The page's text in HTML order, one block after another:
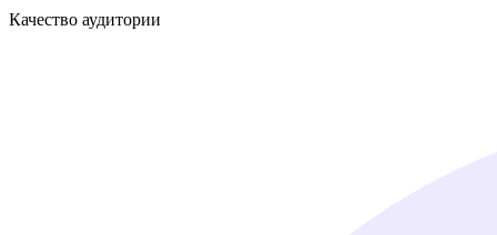
Качество аудитории